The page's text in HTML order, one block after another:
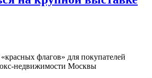
флагов» для покупателей
недвижимости Москвы